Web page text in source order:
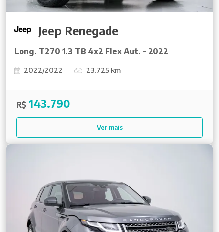
Jeep Renegade
Long. T270 1.3 TB 4x2 Flex Aut. - 2022
2022/2022 23.725 km
R$ 143.790
Ver mais